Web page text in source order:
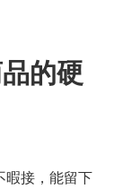
的硬
暇接，能留下